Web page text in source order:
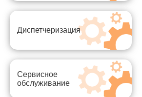
Диспетчеризация
Сервисное
обслуживание